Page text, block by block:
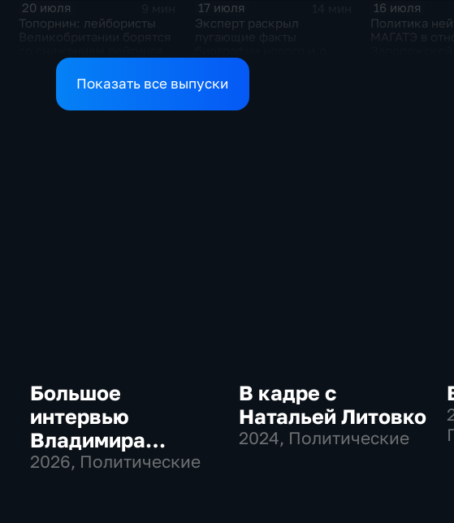
20 июля
Топорнин: лейбористы
17 июля
Эксперт раскрыл
главы СБУ
16 июля
Политика
Показать все выпуски
Большое
интервью
Владимира
Соловьева
2026, Политические
В кадре с
Натальей Литовко
2024, Политические